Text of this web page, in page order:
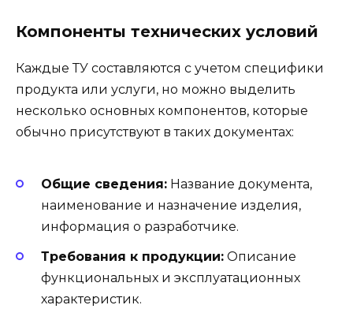
Компоненты технических условий
Каждые ТУ составляются с учетом специфики
продукта или услуги, но можно выделить
несколько основных компонентов, которые
обычно присутствуют в таких документах:
Общие сведения: Название документа,
наименование и назначение изделия,
информация о разработчике.
Требования к продукции: Описание
функциональных и эксплуатационных
характеристик.